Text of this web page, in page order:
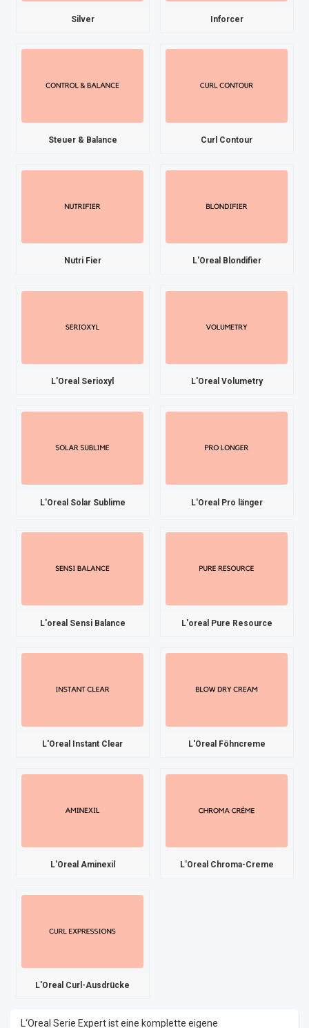
Silver Inforcer
Steuer & Balance Curl Contour
Nutri Fier L'Oreal Blondifier
L'Oreal Serioxyl L'Oreal Volumetry
L'Oreal Solar Sublime L'Oreal Pro länger
L'oreal Sensi Balance L'oreal Pure Resource
L'Oreal Instant Clear L'Oreal Föhncreme
L'Oreal Aminexil L'Oreal Chroma-Creme
L'Oreal Curl-Ausdrücke
L‘Oreal Serie Expert ist eine komplette eigene